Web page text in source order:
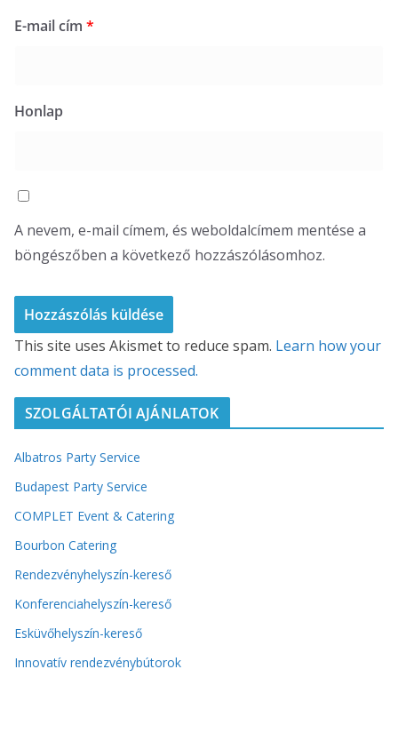
E-mail cím *
Honlap
A nevem, e-mail címem, és weboldalcímem mentése a
böngészőben a következő hozzászólásomhoz.
This site uses Akismet to reduce spam. Learn how your
comment data is processed.
SZOLGÁLTATÓI AJÁNLATOK
Albatros Party Service
Budapest Party Service
COMPLET Event & Catering
Bourbon Catering
Rendezvényhelyszín-kereső
Konferenciahelyszín-kereső
Esküvőhelyszín-kereső
Innovatív rendezvénybútorok